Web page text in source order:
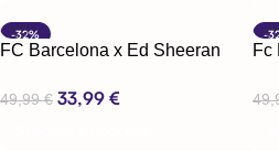
-32%
FC Barcelona x Ed Sheeran
49,99€ 33,99 €
-
Fc